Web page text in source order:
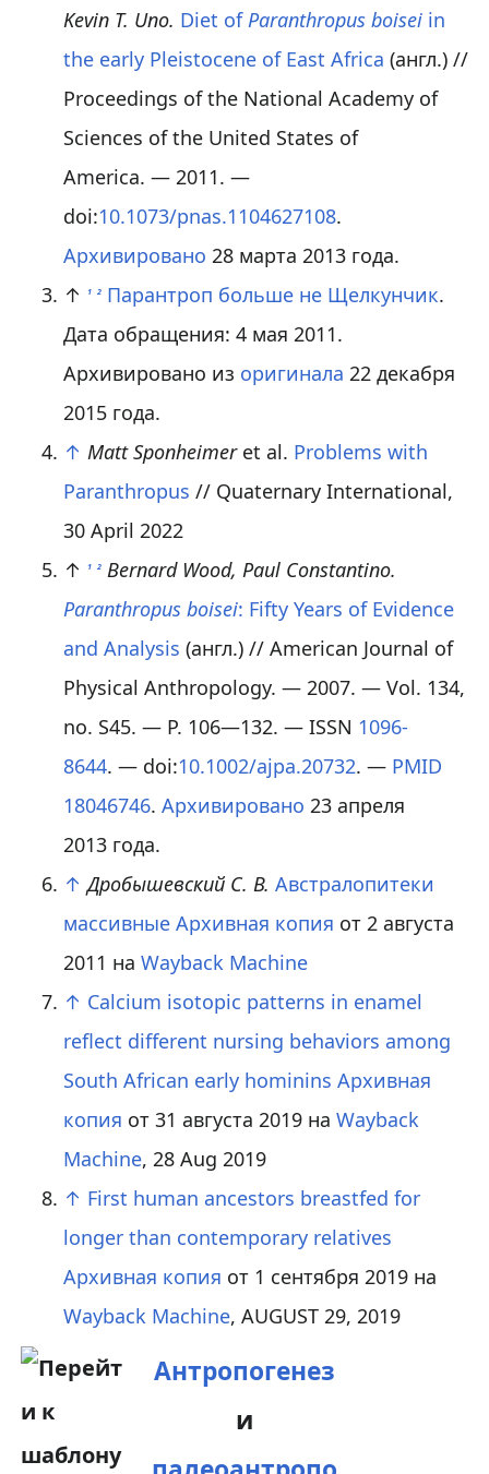
Kevin T. Uno. Diet ofParanthropus boiseiin
the early Pleistocene of East Africa (англ.)//
Proceedings of the National Academy of
Sciences of the United States of
America. — 2011. —
doi:10.1073/pnas.1104627108.
Архивировано 28 марта 2013 года.
↑
1 2 Парантроп больше не Щелкунчик.
Дата обращения: 4 мая 2011.
Архивировано из оригинала 22 декабря
2015 года.
↑ Matt Sponheimeret al. Problems with
Paranthropus // Quaternary International,
30 April 2022
↑
1 2 Bernard Wood, Paul Constantino.
Paranthropus boisei: Fifty Years of Evidence
and Analysis (англ.)// American Journal of
Physical Anthropology. — 2007. — Vol. 134,
no. S45. — P. 106—132. — ISSN 1096-
8644. — doi:10.1002/ajpa.20732. — PMID
18046746. Архивировано 23 апреля
2013 года.
↑ Дробышевский С. В. Австралопитеки
массивные Архивная копия от 2 августа
2011 на Wayback Machine
↑ Calcium isotopic patterns in enamel
reflect different nursing behaviors among
South African early hominins Архивная
копия от 31 августа 2019 на Wayback
Machine, 28 Aug 2019
↑ First human ancestors breastfed for
longer than contemporary relatives
Архивная копия от 1 сентября 2019 на
Wayback Machine, AUGUST 29, 2019
Антропогенез
и